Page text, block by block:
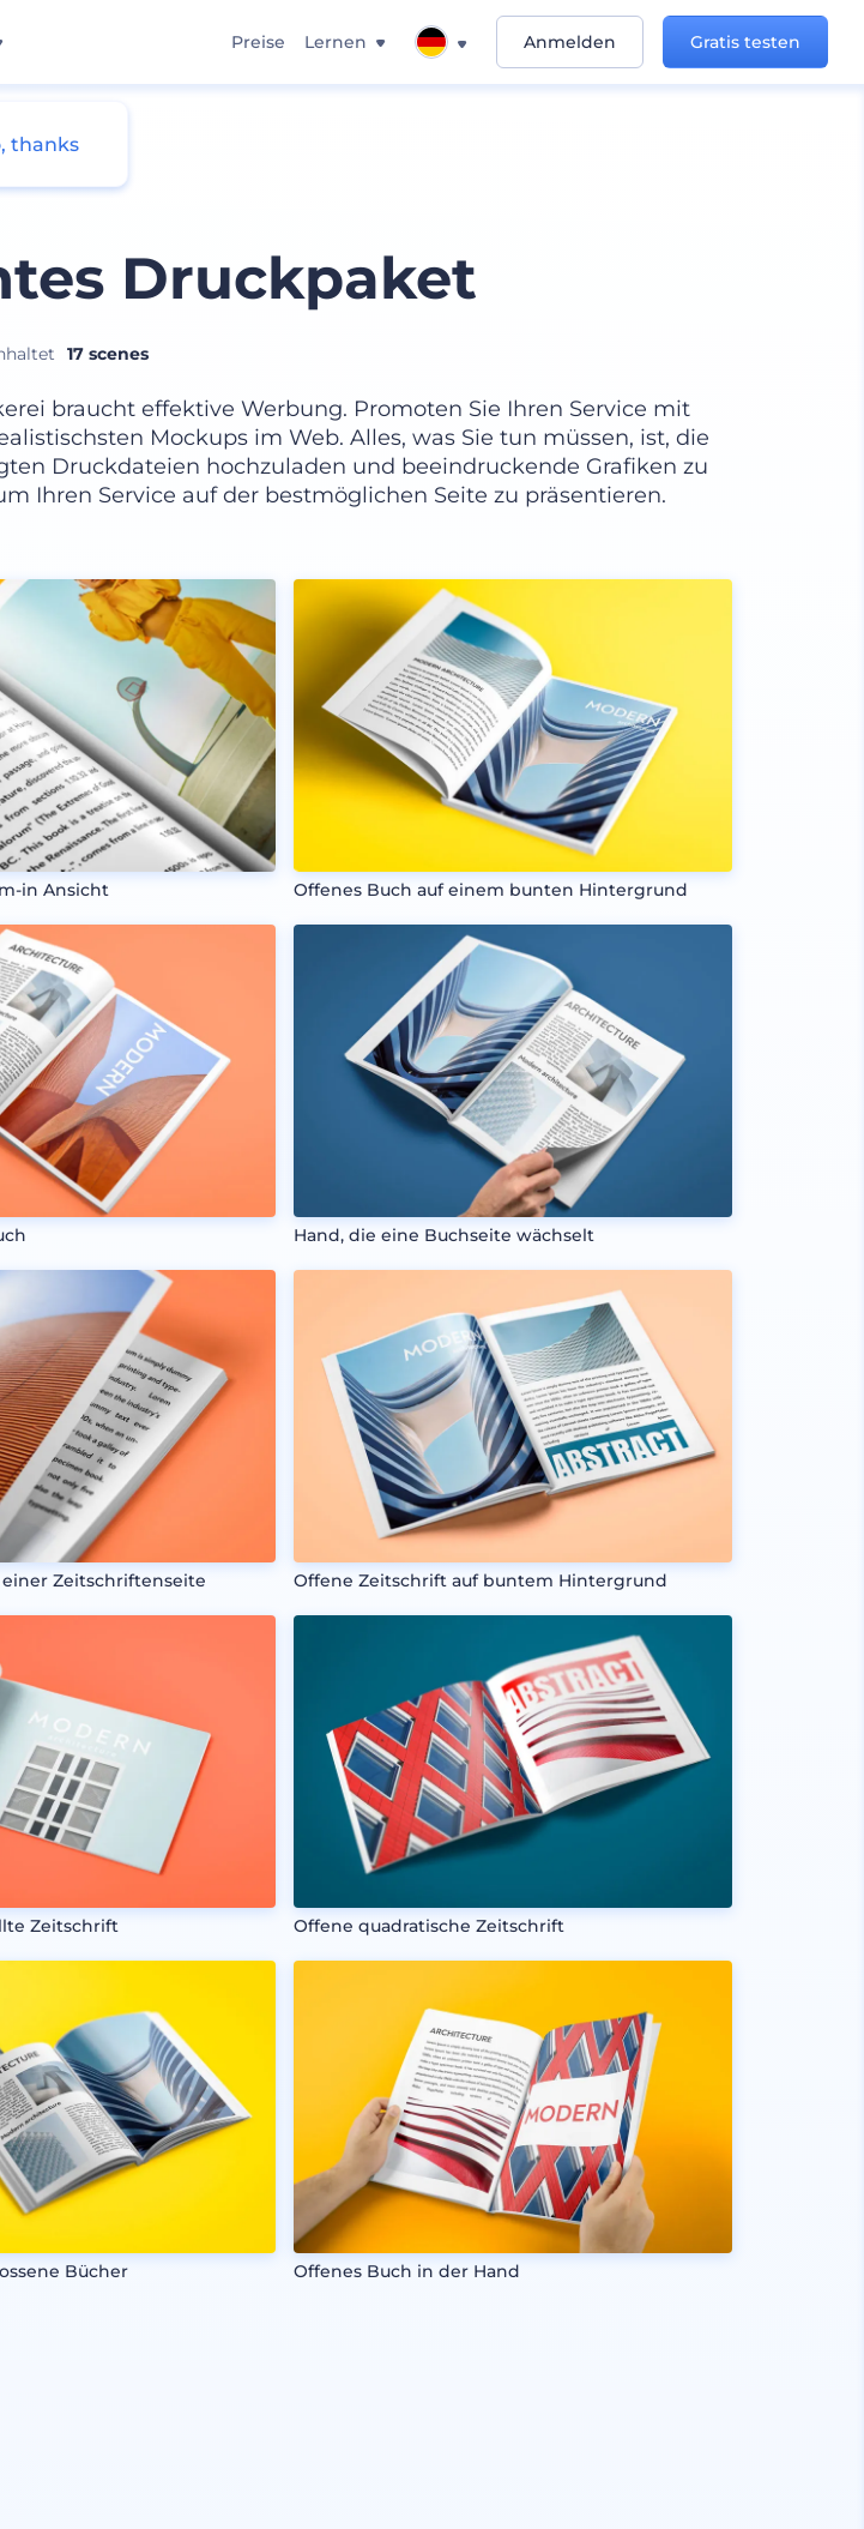
Preise Lernen Anmelden Gratis testen
Druckpaket
17 scenes
braucht effektive Werbung. Promoten Sie Ihren Service mit
Mockups im Web. Alles, was Sie tun müssen, ist, die
Druckdateien hochzuladen und beeindruckende Grafiken zu
Ihren Service auf der bestmöglichen Seite zu präsentieren.
in Ansicht
Zeitschriftenseite
Zeitschrift
Bücher
Offenes Buch auf einem bunten Hintergrund
Hand, die eine Buchseite wächselt
Offene Zeitschrift auf buntem Hintergrund
Offene quadratische Zeitschrift
Offenes Buch in der Hand
thanks